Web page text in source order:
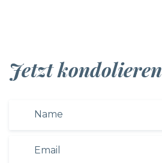
Jetzt kondolieren